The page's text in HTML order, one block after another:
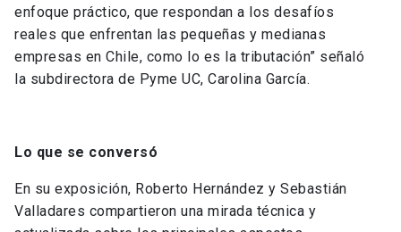
enfoque práctico, que respondan a los desafíos
reales que enfrentan las pequeñas y medianas
empresas en Chile, como lo es la tributación” señaló
la subdirectora de Pyme UC, Carolina García.
Lo que se conversó
En su exposición, Roberto Hernández y Sebastián
Valladares compartieron una mirada técnica y